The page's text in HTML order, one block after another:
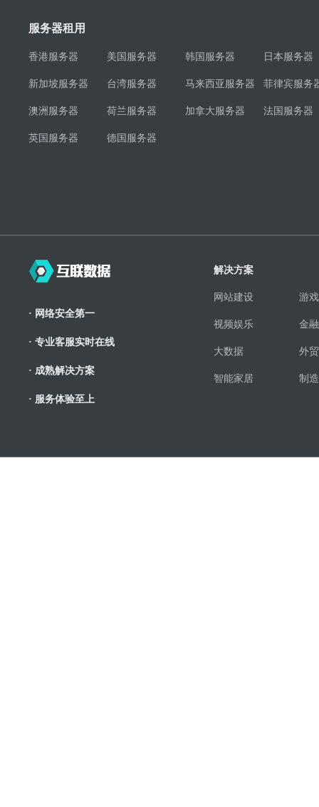
服务器租用
香港服务器 美国服务器 韩国服务器 日本服务器
新加坡服务器 台湾服务器 马来西亚服务器 菲律宾服务
澳洲服务器 荷兰服务器 加拿大服务器 法国服务器
英国服务器 德国服务器
· 网络安全第一
· 专业客服实时在线
· 成熟解决方案
· 服务体验至上
解决方案
网站建设 游
视频娱乐 金
大数据 外
智能家居 制